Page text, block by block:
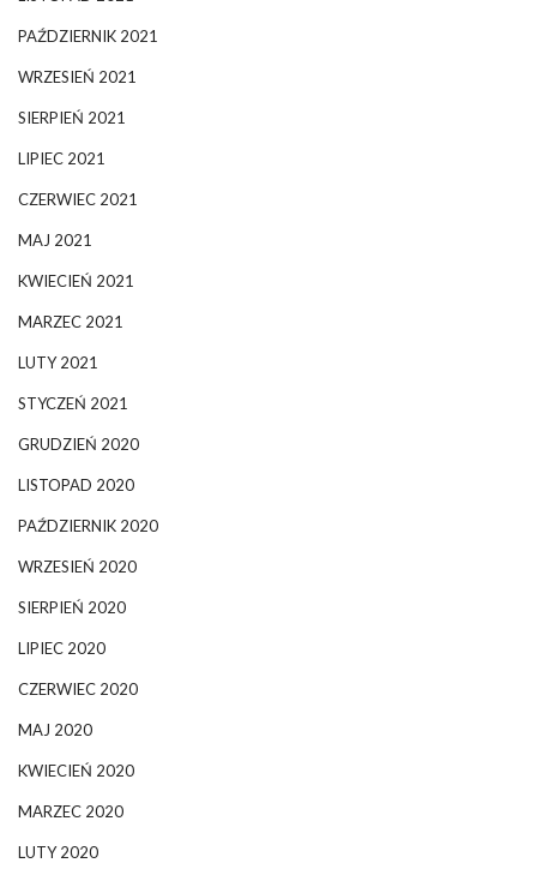
PAŹDZIERNIK 2021
WRZESIEŃ 2021
SIERPIEŃ 2021
LIPIEC 2021
CZERWIEC 2021
MAJ 2021
KWIECIEŃ 2021
MARZEC 2021
LUTY 2021
STYCZEŃ 2021
GRUDZIEŃ 2020
LISTOPAD 2020
PAŹDZIERNIK 2020
WRZESIEŃ 2020
SIERPIEŃ 2020
LIPIEC 2020
CZERWIEC 2020
MAJ 2020
KWIECIEŃ 2020
MARZEC 2020
LUTY 2020